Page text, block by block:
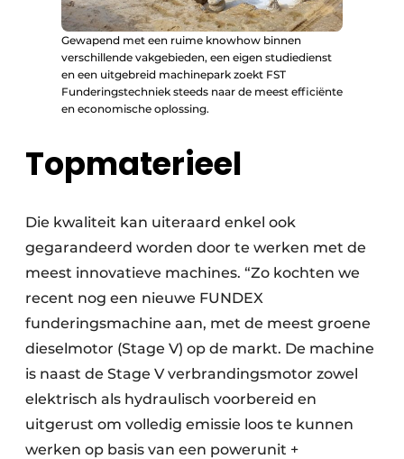
Gewapend met een ruime knowhow binnen
verschillende vakgebieden, een eigen studiedienst
en een uitgebreid machinepark zoekt FST
Funderingstechniek steeds naar de meest efficiënte
en economische oplossing.
Topmaterieel
Die kwaliteit kan uiteraard enkel ook
gegarandeerd worden door te werken met de
meest innovatieve machines. “Zo kochten we
recent nog een nieuwe FUNDEX
funderingsmachine aan, met de meest groene
dieselmotor (Stage V) op de markt. De machine
is naast de Stage V verbrandingsmotor zowel
elektrisch als hydraulisch voorbereid en
uitgerust om volledig emissie loos te kunnen
werken op basis van een powerunit +